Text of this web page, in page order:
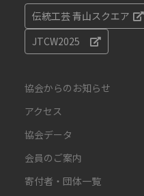
伝統工芸 青山スクエア
JTCW2025
協会からのお知らせ
アクセス
協会データ
会員のご案内
寄付者・団体一覧